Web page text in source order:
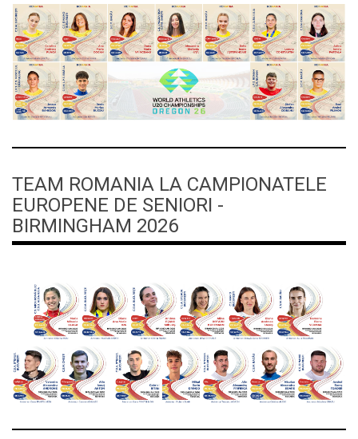
TEAM ROMANIA LA CAMPIONATELE
EUROPENE DE SENIORI -
BIRMINGHAM 2026